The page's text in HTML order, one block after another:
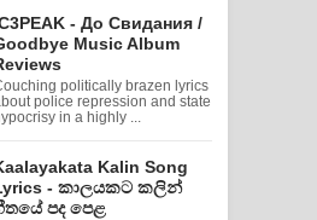
- До Свидания /
Music Album
politically brazen lyrics
police repression and state
in a highly ...
Kalin Song
- කාලයකට කලින්
පද පෙළ